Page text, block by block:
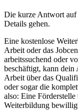
Die kurze Antwort auf
Details gehen.
Eine kostenlose
Arbeit oder das
arbeitssuchend oder
beschäftigt, kann dein
Arbeit über das
oder sogar die
also: Eine
Weiterbildung